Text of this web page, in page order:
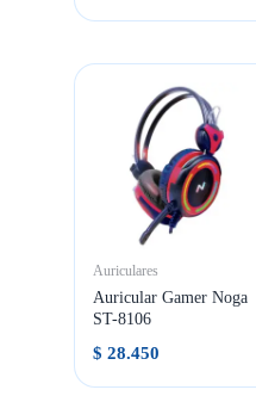
Auriculares
Auricular Gamer Noga
ST-8106
$ 28.450